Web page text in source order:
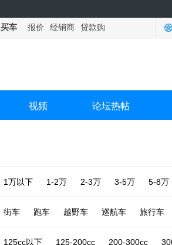
买车 报价 经销商 贷款购
视频 论坛热帖
1万以下 1-2万 2-3万 3-5万 5-8万
街车 跑车 越野车 巡航车 旅行车
125cc以下 125-200cc 200-300cc